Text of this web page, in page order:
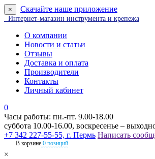
× Скачайте наше приложение
Интернет-магазин инструмента и крепежа
О компании
Новости и статьи
Отзывы
Доставка и оплата
Производители
Контакты
Личный кабинет
0
Часы работы: пн.-пт. 9.00-18.00
суббота 10.00-16.00, воскресенье –
+7 342 227-55-55, г. Пермь Написать
В корзине 0 позиций
×